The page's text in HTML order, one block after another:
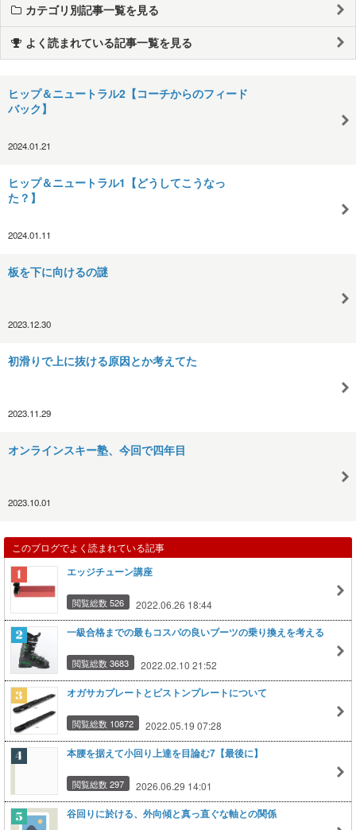
カテゴリ別記事一覧を見る
よく読まれている記事一覧を見る
ヒップ＆ニュートラル2【コーチからのフィード
バック】
2024.01.21
ヒップ＆ニュートラル1【どうしてこうなっ
た？】
2024.01.11
板を下に向けるの謎
2023.12.30
初滑りで上に抜ける原因とか考えてた
2023.11.29
オンラインスキー塾、今回で四年目
2023.10.01
このブログでよく読まれている記事
エッジチューン講座
閲覧総数 526 2022.06.26 18:44
一級合格までの最もコスパの良いブーツの乗り換えを考える
閲覧総数 3683 2022.02.10 21:52
オガサカプレートとピストンプレートについて
閲覧総数 10872 2022.05.19 07:28
本腰を据えて小回り上達を目論む7【最後に】
閲覧総数 297 2026.06.29 14:01
谷回りに於ける、外向傾と真っ直ぐな軸との関係